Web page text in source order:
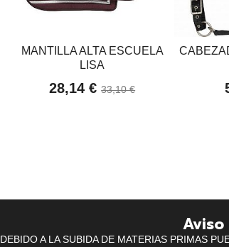
MANTILLA ALTA ESCUELA
LISA
28,14 €33,10 €
DEBIDO A LA SUBIDA DE MATERIAS PRIMAS